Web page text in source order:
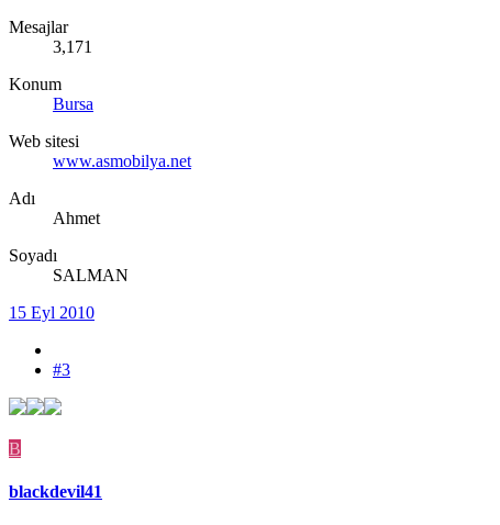
Mesajlar
3,171
Konum
Bursa
Web sitesi
www.asmobilya.net
Adı
Ahmet
Soyadı
SALMAN
15 Eyl 2010
#3
B
blackdevil41